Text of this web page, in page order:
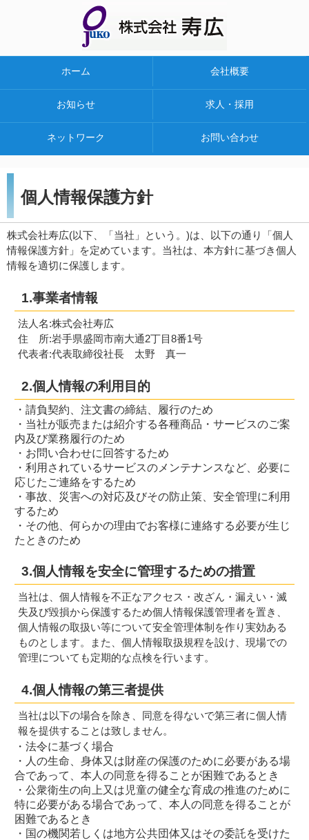
ホーム 会社概要
お知らせ 求人・採用
ネットワーク お問い合わせ
個人情報保護方針
株式会社寿広(以下、「当社」という。)は、以下の通り「個人
情報保護方針」を定めています。当社は、本方針に基づき個人
情報を適切に保護します。
1.事業者情報
法人名:株式会社寿広
住 所:岩手県盛岡市南大通2丁目8番1号
代表者:代表取締役社長 太野 真一
2.個人情報の利用目的
・請負契約、注文書の締結、履行のため
・当社が販売または紹介する各種商品・サービスのご案
内及び業務履行のため
・お問い合わせに回答するため
・利用されているサービスのメンテナンスなど、必要に
応じたご連絡をするため
・事故、災害への対応及びその防止策、安全管理に利用
するため
・その他、何らかの理由でお客様に連絡する必要が生じ
たときのため
3.個人情報を安全に管理するための措置
当社は、個人情報を不正なアクセス・改ざん・漏えい・滅
失及び毀損から保護するため個人情報保護管理者を置き、
個人情報の取扱い等について安全管理体制を作り実効ある
ものとします。また、個人情報取扱規程を設け、現場での
管理についても定期的な点検を行います。
4.個人情報の第三者提供
当社は以下の場合を除き、同意を得ないで第三者に個人情
報を提供することは致しません。
・法令に基づく場合
・人の生命、身体又は財産の保護のために必要がある場
合であって、本人の同意を得ることが困難であるとき
・公衆衛生の向上又は児童の健全な育成の推進のために
特に必要がある場合であって、本人の同意を得ることが
困難であるとき
・国の機関若しくは地方公共団体又はその委託を受けた